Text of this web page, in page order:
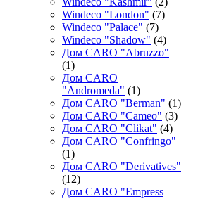
Windeco "London" (7)
Windeco "Palace" (7)
Windeco "Shadow" (4)
Дом CARO "Abruzzo"
(1)
Дом CARO
"Andromeda" (1)
Дом CARO "Berman" (1)
Дом CARO "Cameo" (3)
Дом CARO "Clikat" (4)
Дом CARO "Confringo"
(1)
Дом CARO "Derivatives"
(12)
Дом CARO "Empress